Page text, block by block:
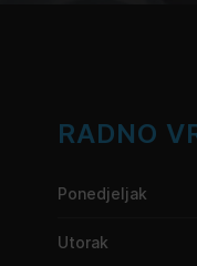
RADNO
Ponedjeljak
Utorak